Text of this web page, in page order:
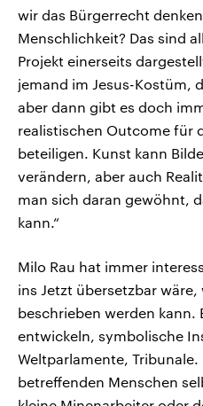
wir das Bürgerrecht
Menschlichkeit? Das sind
Projekt einerseits
jemand im Jesus-Kostüm,
aber dann gibt es doch
realistischen Outcome für
beteiligen. Kunst kann
verändern, aber auch
man sich daran gewöhnt,
kann.“
Milo Rau hat immer
ins Jetzt übersetzbar
beschrieben werden kann.
entwickeln, symbolische
Weltparlamente,
betreffenden Menschen